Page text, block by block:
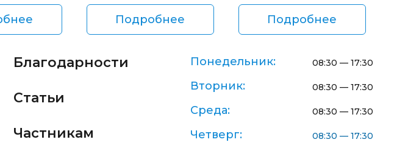
Подробнее Подробнее
Благодарности
Статьи
Частникам
Понедельник: 08:30 — 17:30
Вторник: 08:30 — 17:30
Среда: 08:30 — 17:30
Четверг: 08:30 — 17:30